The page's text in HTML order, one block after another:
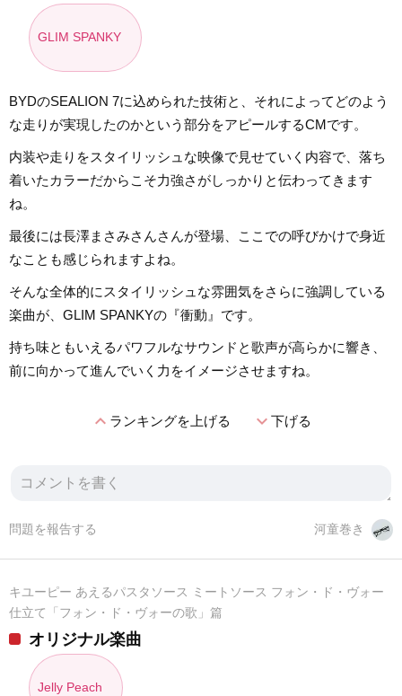
GLIM SPANKY
BYDのSEALION 7に込められた技術と、それによってどのよう
な走りが実現したのかという部分をアピールするCMです。
内装や走りをスタイリッシュな映像で見せていく内容で、落ち
着いたカラーだからこそ力強さがしっかりと伝わってきます
ね。
最後には長澤まさみさんさんが登場、ここでの呼びかけで身近
なことも感じられますよね。
そんな全体的にスタイリッシュな雰囲気をさらに強調している
楽曲が、GLIM SPANKYの『衝動』です。
持ち味ともいえるパワフルなサウンドと歌声が高らかに響き、
前に向かって進んでいく力をイメージさせますね。
expand_lessランキングを上げる expand_more下げる
河童巻き
問題を報告する
キユーピー あえるパスタソース ミートソース フォン・ド・ヴォー
仕立て「フォン・ド・ヴォーの歌」篇
オリジナル楽曲
Jelly Peach